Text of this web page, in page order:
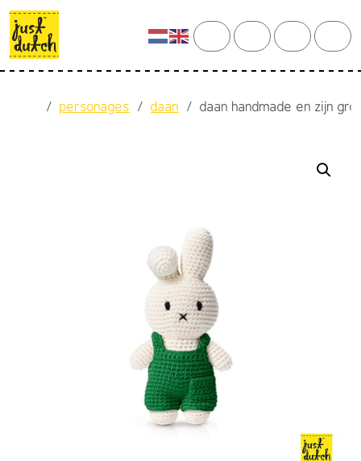
Skip to content
Skip to footer
searchaccountcart
Homepersonages daan daan handmade en zijn